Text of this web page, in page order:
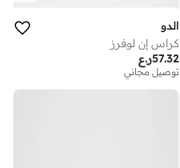
الدو
كراس إن لوفرز
ر.ع57.32
توصيل مجاني